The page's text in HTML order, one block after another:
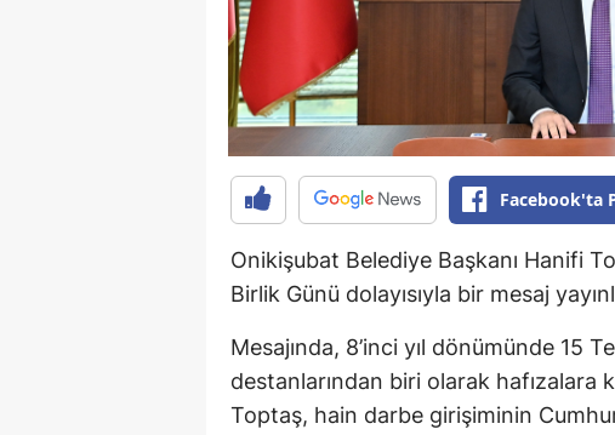
Facebook'ta
Onikişubat Belediye Başkanı Hanifi
Birlik Günü dolayısıyla bir mesaj
Mesajında, 8’inci yıl dönümünde 15
destanlarından biri olarak hafızalara
Toptaş, hain darbe girişiminin